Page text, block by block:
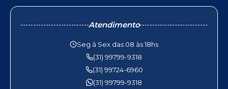
Atendimento
Seg à Sex das 08 às 18hs
(31) 99799-9318
(31) 99724-6960
(31) 99799-9318